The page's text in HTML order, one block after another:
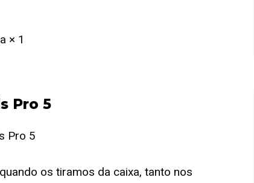
× 1
Pro 5
os tiramos da caixa, tanto nos